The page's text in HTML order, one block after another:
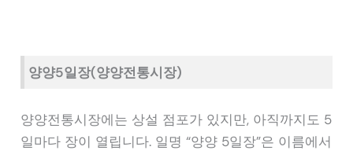
양양5일장(양양전통시장)
양양전통시장에는 상설 점포가 있지만, 아직까지도 5
일마다 장이 열립니다. 일명 “양양 5일장”은 이름에서